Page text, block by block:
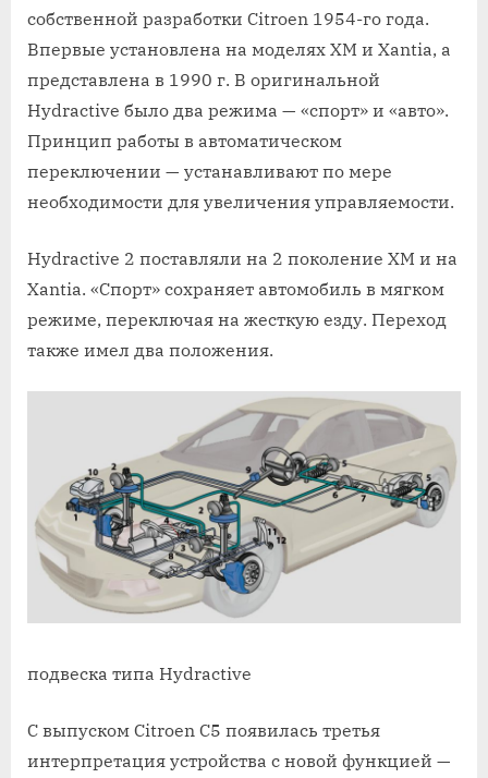
собственной разработки Сitroen 1954-го года.
Впервые установлена на моделях XM и Xantia, а
представлена в 1990 г. В оригинальной
Hydractive было два режима — «спорт» и «авто».
Принцип работы в автоматическом
переключении — устанавливают по мере
необходимости для увеличения управляемости.
Hydractive 2 поставляли на 2 поколение XM и на
Xantia. «Спорт» сохраняет автомобиль в мягком
режиме, переключая на жесткую езду. Переход
также имел два положения.
подвеска типа Hydractive
С выпуском Citroen C5 появилась третья
интерпретация устройства с новой функцией —